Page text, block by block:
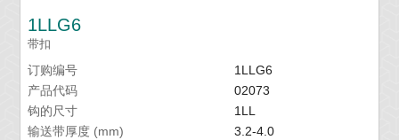
1LLG6
带扣
订购编号
1LLG6
产品代码
02073
钩的尺寸
1LL
输送带厚度 (mm)
3.2-4.0